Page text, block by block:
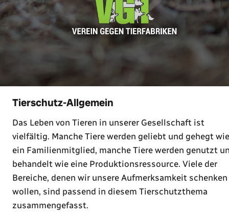
Tierschutz-Allgemein
Das Leben von Tieren in unserer Gesellschaft ist
vielfältig. Manche Tiere werden geliebt und gehegt wie
ein Familienmitglied, manche Tiere werden genutzt
behandelt wie eine Produktionsressource. Viele der
Bereiche, denen wir unsere Aufmerksamkeit schenken
wollen, sind passend in diesem Tierschutzthema
zusammengefasst.